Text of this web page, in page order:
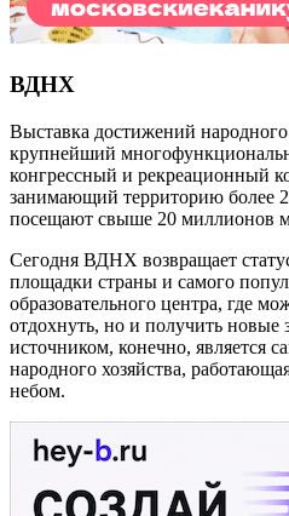
ВДНХ
Выставка достижений
крупнейший
конгрессный и рекреационный
занимающий территорию более
посещают свыше 20 миллионов
Сегодня ВДНХ возвращает
площадки страны и самого
образовательного центра, где
отдохнуть, но и получить
источником, конечно, является
народного хозяйства,
небом.